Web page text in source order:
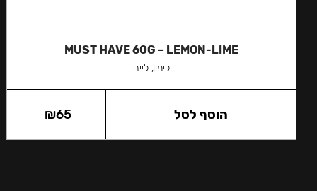
MUST HAVE 60G – LEMON-LIME
לימון, ליים
₪65 הוסף לסל